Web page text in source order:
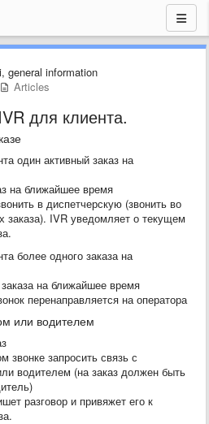
general information
Articles
для клиента.
один активный заказ на
на ближайшее время
в диспетчерскую (звонить во
заказа). IVR уведомляет о текущем
более одного заказа на
на ближайшее время
перенаправляется на оператора
или водителем
звонке запросить связь с
водителем (на заказ должен быть
разговор и привяжет его к